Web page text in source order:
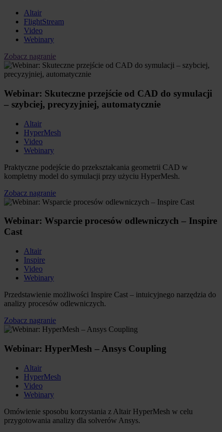
Altair
FlightStream
Video
Webinary
Zobacz nagranie
Webinar: Skuteczne przejście od CAD do symulacji
– szybciej, precyzyjniej, automatycznie
Altair
HyperMesh
Video
Webinary
Praktyczne podejście do przekształcania geometrii CAD w
kompletny model do symulacji przy użyciu HyperMesh.
Zobacz nagranie
Webinar: Wsparcie procesów odlewniczych – Inspire
Cast
Altair
Inspire
Video
Webinary
Przedstawienie możliwości Inspire Cast – intuicyjnego narzędzia do
analizy procesów odlewniczych.
Zobacz nagranie
Webinar: HyperMesh – Ansys Coupling
Altair
HyperMesh
Video
Webinary
Omówienie sposobu korzystania z Altair HyperMesh w celu
przygotowania analizy dla solverów Ansys.